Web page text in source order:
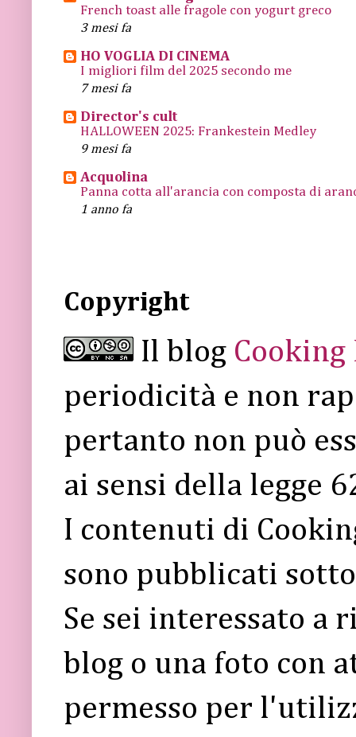
French toast alle fragole con yogurt greco
3 mesi fa
HO VOGLIA DI CINEMA
I migliori film del 2025 secondo me
7 mesi fa
Director's cult
HALLOWEEN 2025: Frankestein Medley
9 mesi fa
Acquolina
Panna cotta all'arancia con composta di
1 anno fa
Copyright
Il blog Cooking
periodicità e non
pertanto non può
ai sensi della legge
I contenuti di
sono pubblicati
Se sei interessato a
blog o una foto con
permesso per